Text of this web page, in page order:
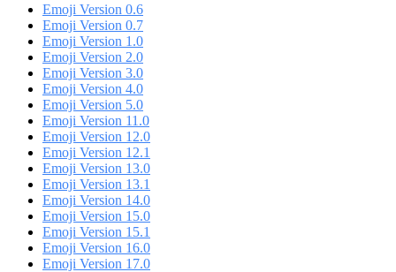
Emoji Version 0.6
Emoji Version 0.7
Emoji Version 1.0
Emoji Version 2.0
Emoji Version 3.0
Emoji Version 4.0
Emoji Version 5.0
Emoji Version 11.0
Emoji Version 12.0
Emoji Version 12.1
Emoji Version 13.0
Emoji Version 13.1
Emoji Version 14.0
Emoji Version 15.0
Emoji Version 15.1
Emoji Version 16.0
Emoji Version 17.0